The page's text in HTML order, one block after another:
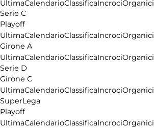
UltimaCalendarioClassificaIncrociOrganici
Serie C
Playoff
UltimaCalendarioClassificaIncrociOrganici
Girone A
UltimaCalendarioClassificaIncrociOrganici
Serie D
Girone C
UltimaCalendarioClassificaIncrociOrganici
SuperLega
Playoff
UltimaCalendarioClassificaIncrociOrganici